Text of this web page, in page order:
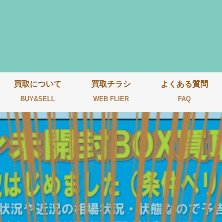
買取について
BUY&SELL
買取チラシ
WEB FLIER
よくある質問
FAQ